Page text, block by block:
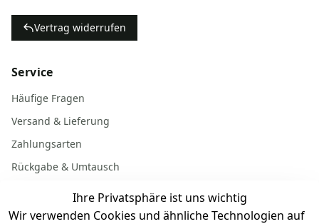
Ihre Privatsphäre ist uns wichtig
Wir verwenden Cookies und ähnliche Technologien auf
Vertrag widerrufen
Service
Häufige Fragen
Versand & Lieferung
Zahlungsarten
Rückgabe & Umtausch
Batterieentsorgung